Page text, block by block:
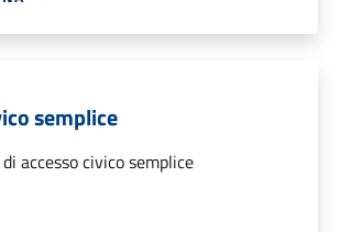
semplice
accesso civico semplice